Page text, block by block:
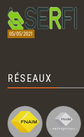
05/05/2021
RÉSEAUX